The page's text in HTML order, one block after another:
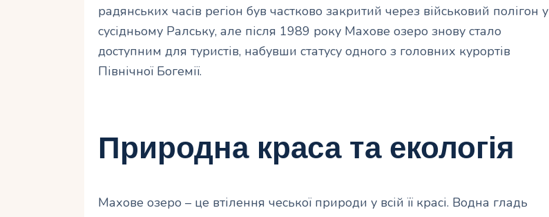
радянських часів регіон був частково закритий через військовий полігон у
сусідньому Ралську, але після 1989 року Махове озеро знову стало
доступним для туристів, набувши статусу одного з головних курортів
Північної Богемії.
Природна краса та екологія
Махове озеро – це втілення чеської природи у всій її красі. Водна гладь